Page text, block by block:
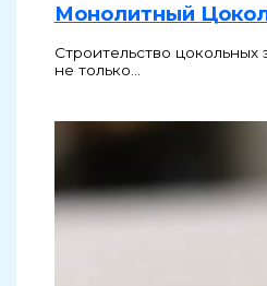
Монолитный
Строительство
не только…